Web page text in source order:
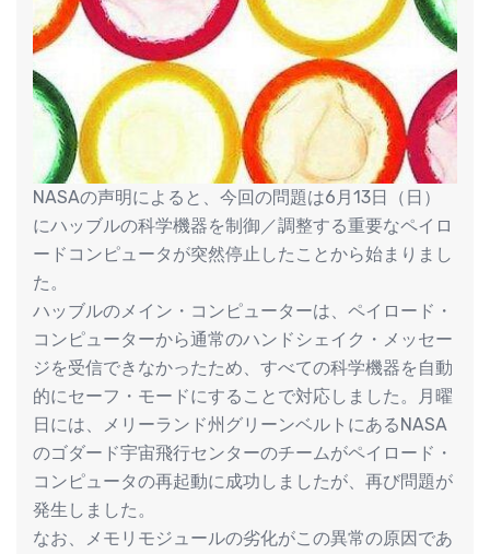
NASAの声明によると、今回の問題は6月13日（日）
にハッブルの科学機器を制御／調整する重要なペイロ
ードコンピュータが突然停止したことから始まりまし
た。
ハッブルのメイン・コンピューターは、ペイロード・
コンピューターから通常のハンドシェイク・メッセー
ジを受信できなかったため、すべての科学機器を自動
的にセーフ・モードにすることで対応しました。月曜
日には、メリーランド州グリーンベルトにあるNASA
のゴダード宇宙飛行センターのチームがペイロード・
コンピュータの再起動に成功しましたが、再び問題が
発生しました。
なお、メモリモジュールの劣化がこの異常の原因であ